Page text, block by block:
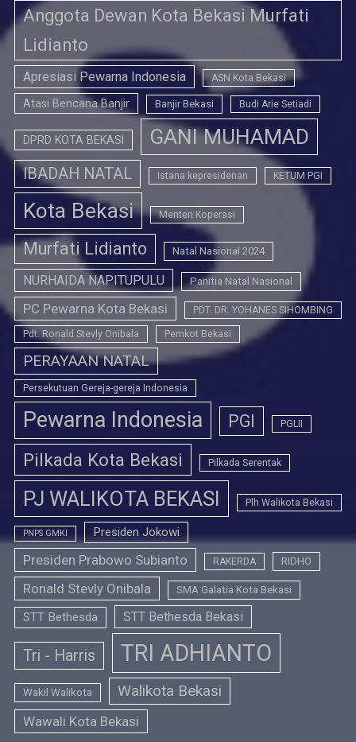
Anggota Dewan Kota Bekasi Murfati
Lidianto
Apresiasi Pewarna Indonesia ASN Kota Bekasi
Atasi Bencana Banjir Banjir Bekasi Budi Arie Setiadi
DPRD KOTA BEKASI GANI MUHAMAD
IBADAH NATAL Istana kepresidenan KETUM PGI
Kota Bekasi Menteri Koperasi
Murfati Lidianto Natal Nasional 2024
NURHAIDA NAPITUPULU Panitia Natal Nasional
PC Pewarna Kota Bekasi PDT. DR. YOHANES SIHOMBING
Pdt. Ronald Stevly Onibala Pemkot Bekasi
PERAYAAN NATAL
Persekutuan Gereja-gereja Indonesia
Pewarna Indonesia PGI PGLII
Pilkada Kota Bekasi Pilkada Serentak
PJ WALIKOTA BEKASI Plh Walikota Bekasi
PNPS GMKI Presiden Jokowi
Presiden Prabowo Subianto RAKERDA RIDHO
Ronald Stevly Onibala SMA Galatia Kota Bekasi
STT Bethesda STT Bethesda Bekasi
Tri - Harris TRI ADHIANTO
Wakil Walikota Walikota Bekasi
Wawali Kota Bekasi